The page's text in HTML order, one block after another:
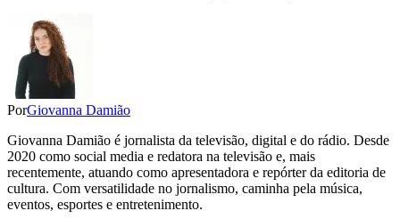
PorGiovanna Damião
Giovanna Damião é jornalista da televisão, digital e do rádio. Desde
2020 como social media e redatora na televisão e, mais
recentemente, atuando como apresentadora e repórter da editoria de
cultura. Com versatilidade no jornalismo, caminha pela música,
eventos, esportes e entretenimento.